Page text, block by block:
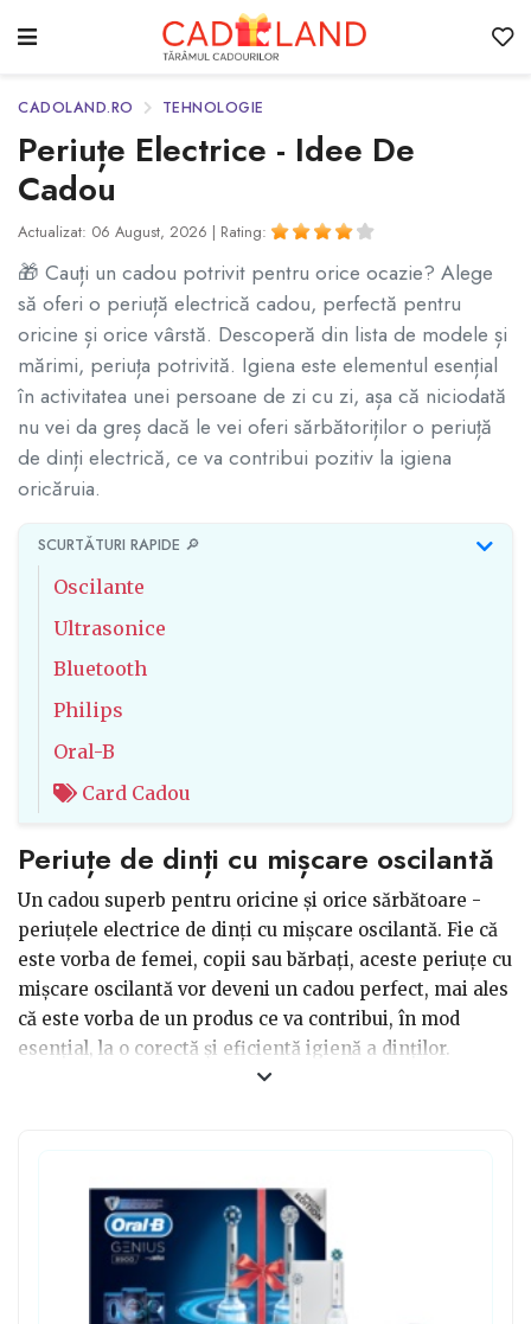
CADOLAND.RO TEHNOLOGIE
Periuțe Electrice - Idee De
Cadou
Actualizat: 06 August, 2026 | Rating:
🎁 Cauți un cadou potrivit pentru orice ocazie? Alege
să oferi o periuță electrică cadou, perfectă pentru
oricine și orice vârstă. Descoperă din lista de modele și
mărimi, periuța potrivită. Igiena este elementul esențial
în activitatea unei persoane de zi cu zi, așa că niciodată
nu vei da greș dacă le vei oferi sărbătoriților o periuță
de dinți electrică, ce va contribui pozitiv la igiena
oricăruia.
SCURTĂTURI RAPIDE 🔎
Oscilante
Ultrasonice
Bluetooth
Philips
Oral-B
Card Cadou
Periuțe de dinți cu mișcare oscilantă
Un cadou superb pentru oricine și orice sărbătoare -
periuțele electrice de dinți cu mișcare oscilantă. Fie că
este vorba de femei, copii sau bărbați, aceste periuțe cu
mișcare oscilantă vor deveni un cadou perfect, mai ales
că este vorba de un produs ce va contribui, în mod
esențial, la o corectă și eficientă igienă a dinților.
Pentru zi de naștere, ziua femeii, mamei, a bărbatului, a
aceasta curăță foarte bine și ajunge și în locurile
inaccesibile.